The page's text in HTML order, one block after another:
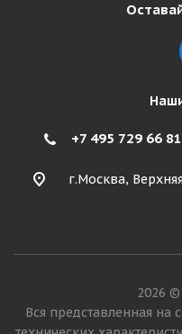
+7 495 729 66 81
г.Москва,
2026
Вся представленная